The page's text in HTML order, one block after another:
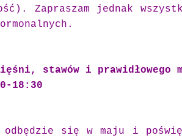
Zapraszam jednak
stawów i
18:30
odbędzie się w maju i